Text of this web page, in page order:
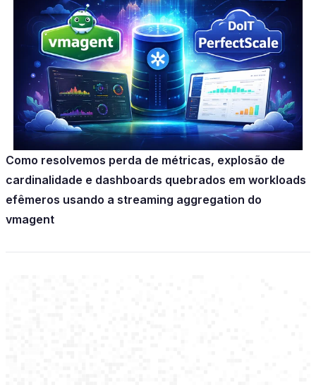
Como resolvemos perda de métricas, explosão de
cardinalidade e dashboards quebrados em workloads
efêmeros usando a streaming aggregation do
vmagent